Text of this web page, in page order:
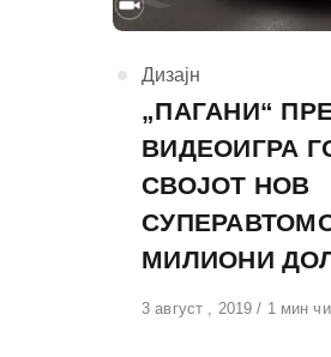
КАтегорија
Дизајн
„ПАГАНИ“
ВИДЕОИГРА
СВОЈОТ НОВ
МИЛИОНИ
Објавено
3 август , 2019 1 мин